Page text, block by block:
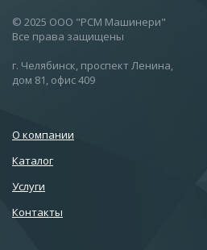
© 2025 ООО "РСМ Машинери"
Все права защищены
г. Челябинск, проспект Ленина,
дом 81, офис 409
О компании
Каталог
Услуги
Контакты